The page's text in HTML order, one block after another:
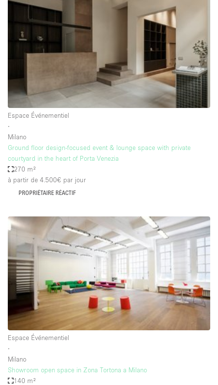
Restaurant / Bar / Café
Rooftop
Salle
Salle de Réunion
Salon / Festival
Salon Beauté / Coiffure
Étal de Marché
Caractéristiques de l'espace
Air conditionné
Animals Friendly
Ascenseur
Bar
Cabines d'essayage
Chauffage
Comptoir
De plain-pied
Espace Événementiel
∙
Milano
Ground floor design-focused event & lounge space with private
courtyard in the heart of Porta Venezia
270 m²
à partir de 4.500€ par jour
PROPRIÉTAIRE RÉACTIF
Espace Événementiel
∙
Milano
Showroom open space in Zona Tortona a Milano
140 m²